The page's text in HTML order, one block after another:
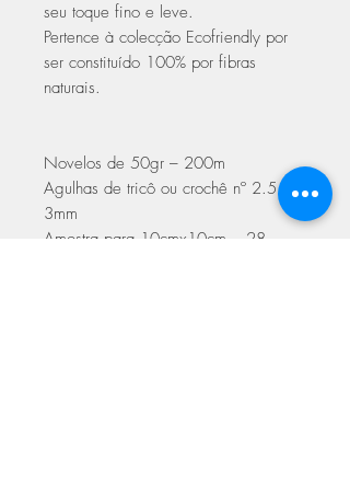
seu toque fino e leve.
Pertence à colecção Ecofriendly por
ser constituído 100% por fibras
naturais.
Novelos de 50gr – 200m
Agulhas de tricô ou crochê nº 2.5 –
3mm
Amostra para 10cmx10cm – 28